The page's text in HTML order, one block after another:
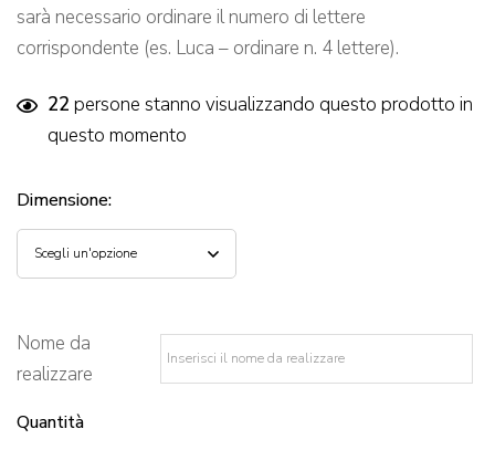
sarà necessario ordinare il numero di lettere
corrispondente (es. Luca – ordinare n. 4 lettere).
22 persone stanno visualizzando questo prodotto in
questo momento
Dimensione:
Nome da
realizzare
Quantità